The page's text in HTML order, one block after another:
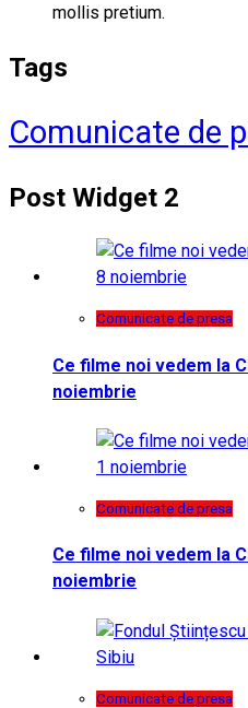
mollis pretium.
Tags
Comunicate de
Post Widget 2
Comunicate de presa
Ce filme noi vedem la
noiembrie
Comunicate de presa
Ce filme noi vedem la
noiembrie
Comunicate de presa